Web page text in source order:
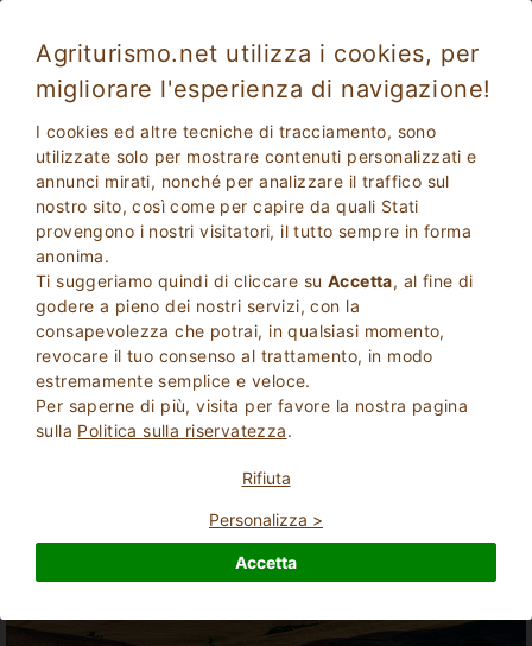
Agriturismo.net utilizza i cookies, per
migliorare l'esperienza di navigazione!
I cookies ed altre tecniche di tracciamento, sono
utilizzate solo per mostrare contenuti personalizzati e
annunci mirati, nonché per analizzare il traffico sul
nostro sito, così come per capire da quali Stati
provengono i nostri visitatori, il tutto sempre in forma
anonima.
Ti suggeriamo quindi di cliccare su Accetta, al fine di
godere a pieno dei nostri servizi, con la
consapevolezza che potrai, in qualsiasi momento,
revocare il tuo consenso al trattamento, in modo
estremamente semplice e veloce.
Per saperne di più, visita per favore la nostra pagina
sulla Politica sulla riservatezza.
Rifiuta
Personalizza >
Accetta
2Adulti
0Bambini CERCA
Molise
Camere in Villa in Molise